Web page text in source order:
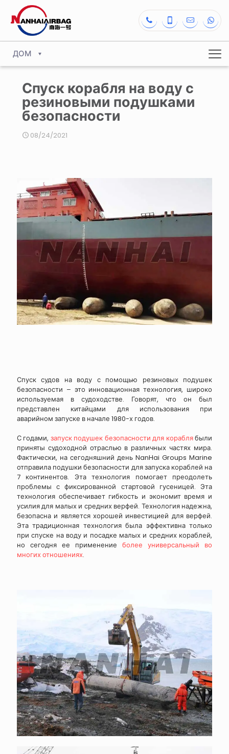
ДОМ
Спуск корабля на воду с
резиновыми подушками
безопасности
08/24/2021
Спуск судов на воду с помощью резиновых подушек
безопасности – это инновационная технология, широко
используемая в судоходстве. Говорят, что он был
представлен китайцами для использования при
аварийном запуске в начале 1980-х годов.
С годами, запуск подушек безопасности для кораблябыли
приняты судоходной отраслью в различных частях мира.
Фактически, на сегодняшний день NanHai Groups Marine
отправила подушки безопасности для запуска кораблей на
7 континентов. Эта технология помогает преодолеть
проблемы с фиксированной стартовой гусеницей. Эта
технология обеспечивает гибкость и экономит время и
усилия для малых и средних верфей. Технология надежна,
безопасна и является хорошей инвестицией для верфей.
Эта традиционная технология была эффективна только
при спуске на воду и посадке малых и средних кораблей,
но сегодня ее применение более универсальный во
многих отношениях.